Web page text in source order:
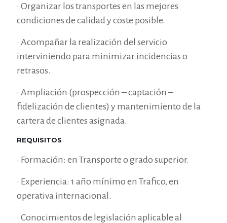
• Organizar los transportes en las mejores
condiciones de calidad y coste posible.
• Acompañar la realización del servicio
interviniendo para minimizar incidencias o
retrasos.
• Ampliación (prospección – captación –
fidelización de clientes) y mantenimiento de la
cartera de clientes asignada.
REQUISITOS
• Formación: en Transporte o grado superior.
• Experiencia: 1 año mínimo en Trafico, en
operativa internacional.
• Conocimientos de legislación aplicable al